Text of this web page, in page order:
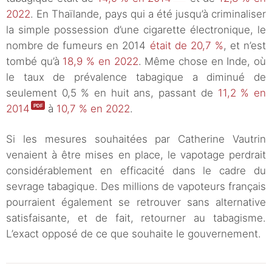
2022. En Thaïlande, pays qui a été jusqu’à criminaliser
la simple possession d’une cigarette électronique, le
nombre de fumeurs en 2014 était de 20,7 %, et n’est
tombé qu’à 18,9 % en 2022. Même chose en Inde, où
le taux de prévalence tabagique a diminué de
seulement 0,5 % en huit ans, passant de 11,2 % en
2014
à 10,7 % en 2022.
Si les mesures souhaitées par Catherine Vautrin
venaient à être mises en place, le vapotage perdrait
considérablement en efficacité dans le cadre du
sevrage tabagique. Des millions de vapoteurs français
pourraient également se retrouver sans alternative
satisfaisante, et de fait, retourner au tabagisme.
L’exact opposé de ce que souhaite le gouvernement.